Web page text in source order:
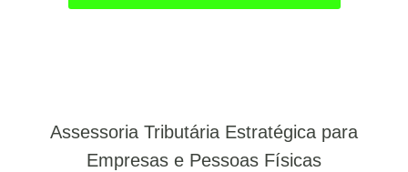
Assessoria Tributária Estratégica para
Empresas e Pessoas Físicas